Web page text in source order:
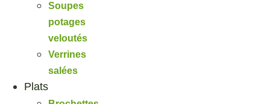
Soupes
potages
veloutés
Verrines
salées
Plats